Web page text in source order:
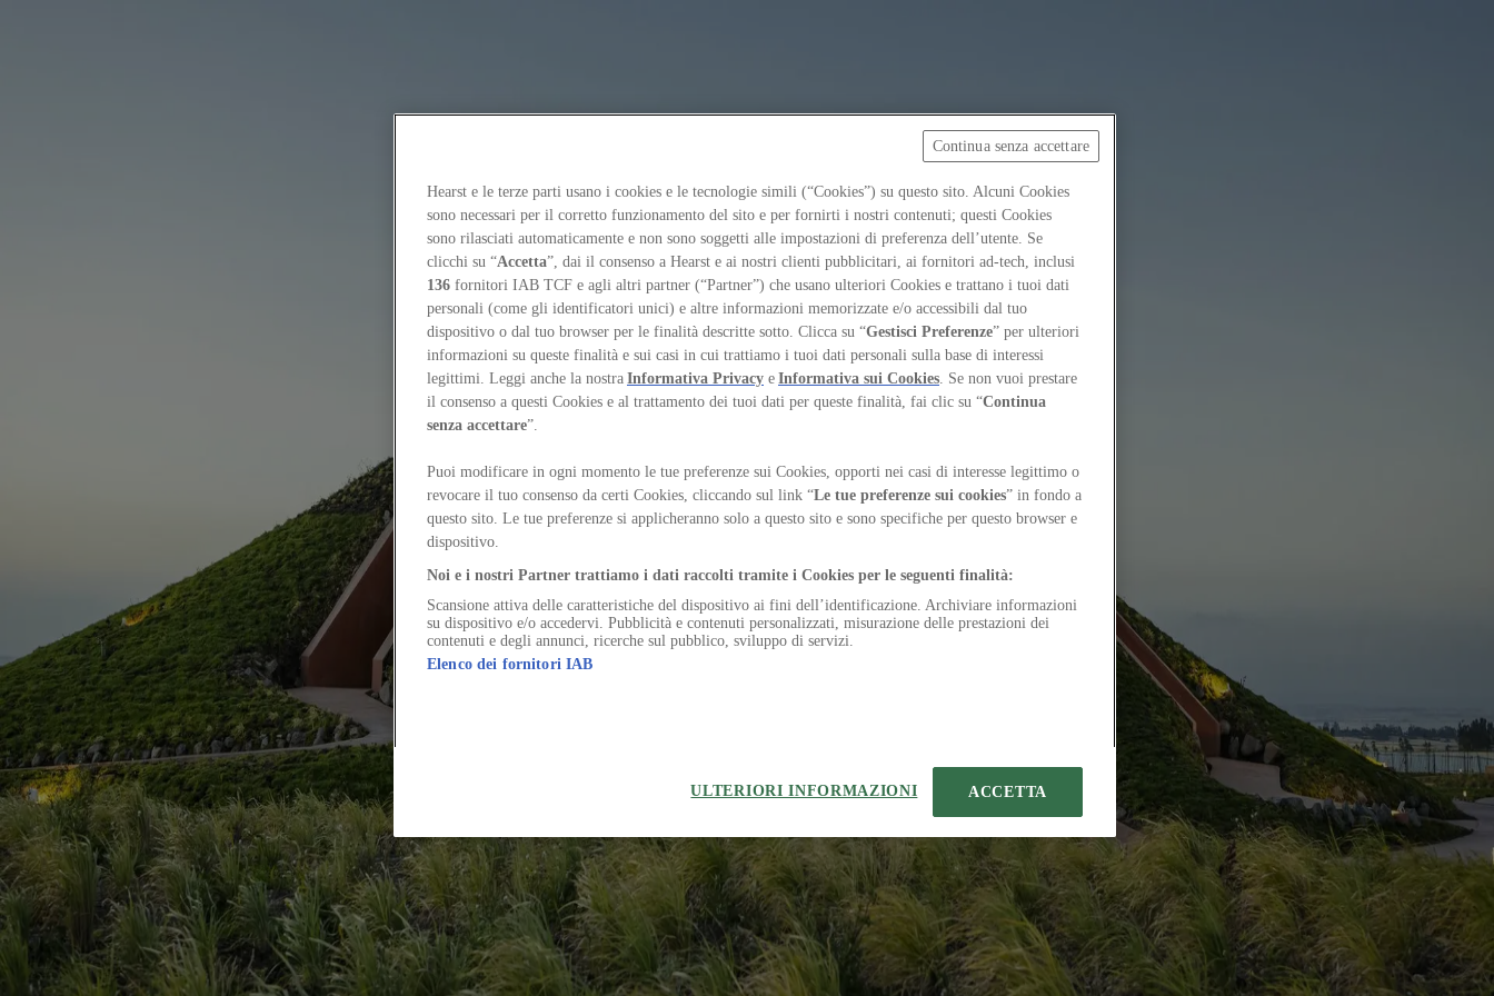
ET-302 Memorial: carving absence into the groundLuisa Nannipieri
Near Addis Ababa, in Ethiopia, four structures emerge from the ground, transforming the flight’s impact site into a memorial landscape
The Global Architecture Platforfm
Terms of Use Privacy noticeAccessibilityHearst.itAbbonationline.it
Direttore Responsabile – Alessandro Valenti
©2025 HEARST MAGAZINES ITALIA SPA P. IVA 12212110154 | VIA ROBERTO BRACCO, 6, 20159, MILANO - ITALY
Registro imprese di Milano e Cod. Fisc. 0759 2830 157 - Part.Iva 1221 2110 154 - REA di Milano 116 978 6
Hearst e le terze parti usano i cookies e le tecnologie simili (“Cookies”) su questo sito. Alcuni Cookies
sono necessari per il corretto funzionamento del sito e per fornirti i nostri contenuti; questi Cookies
sono rilasciati automaticamente e non sono soggetti alle impostazioni di preferenza dell’utente. Se
clicchi su “Accetta”, dai il consenso a Hearst e ai nostri clienti pubblicitari, ai fornitori ad-tech, inclusi
136 fornitori IAB TCF e agli altri partner (“Partner”) che usano ulteriori Cookies e trattano i tuoi dati
personali (come gli identificatori unici) e altre informazioni memorizzate e/o accessibili dal tuo
dispositivo o dal tuo browser per le finalità descritte sotto. Clicca su “Gestisci Preferenze” per ulteriori
informazioni su queste finalità e sui casi in cui trattiamo i tuoi dati personali sulla base di interessi
legittimi. Leggi anche la nostraInformativa Privacy eInformativa sui Cookies. Se non vuoi prestare
il consenso a questi Cookies e al trattamento dei tuoi dati per queste finalità, fai clic su “Continua
senza accettare”.
Puoi modificare in ogni momento le tue preferenze sui Cookies, opporti nei casi di interesse legittimo o
revocare il tuo consenso da certi Cookies, cliccando sul link “Le tue preferenze sui cookies” in fondo a
questo sito. Le tue preferenze si applicheranno solo a questo sito e sono specifiche per questo browser e
dispositivo.
Noi e i nostri Partner trattiamo i dati raccolti tramite i Cookies per le seguenti finalità:
Scansione attiva delle caratteristiche del dispositivo ai fini dell’identificazione. Archiviare informazioni
su dispositivo e/o accedervi. Pubblicità e contenuti personalizzati, misurazione delle prestazioni dei
contenuti e degli annunci, ricerche sul pubblico, sviluppo di servizi.
Elenco dei fornitori IAB
ULTERIORI INFORMAZIONI ACCETTA
Continua senza accettare